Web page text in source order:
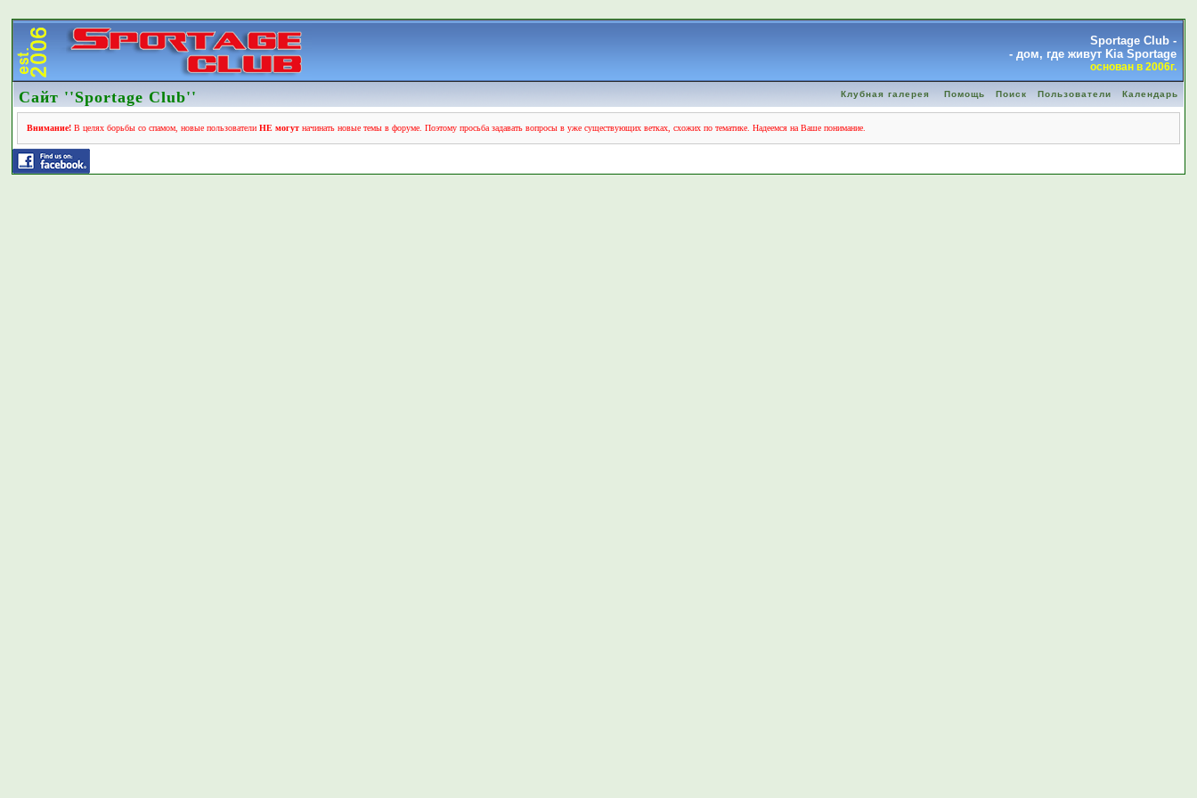
Sportage Club -
- дом, где живут Kia Sportage
основан в 2006г.
Сайт ''Sportage Club'' Клубная галерея Помощь Поиск Пользователи Календарь
Внимание! В целях борьбы со спамом, новые пользователиНЕ могут начинать новые темы в форуме. Поэтому просьба задавать вопросы в уже существующих ветках, схожих по тематике. Надеемся на Ваше понимание.